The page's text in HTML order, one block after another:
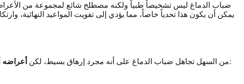
ضباب الدماغ ليس تشخيصاً طبياً ولكنه مصطلح شائع لمجموعة من
يمكن أن يكون هذا تحدياً خاصاً، مما يؤدي إلى تفويت المواعيد النهائية،
من السهل تجاهل ضباب الدماغ على أنه مجرد إرهاق بسيط، لكن أعراضه أكثر تحديداً واستمرارية. إن التعرف عليها هو الخطوة الأولى نحو معالجة المشكلة. قد تكون تعاني من ضباب الدماغ إذا لاحظت بانتظام: